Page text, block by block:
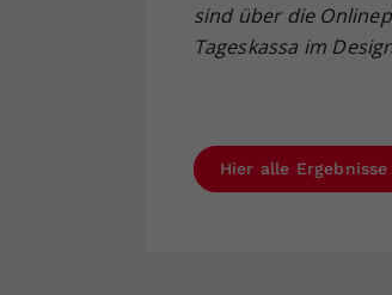
sind über die
Tageskassa im
Hier alle